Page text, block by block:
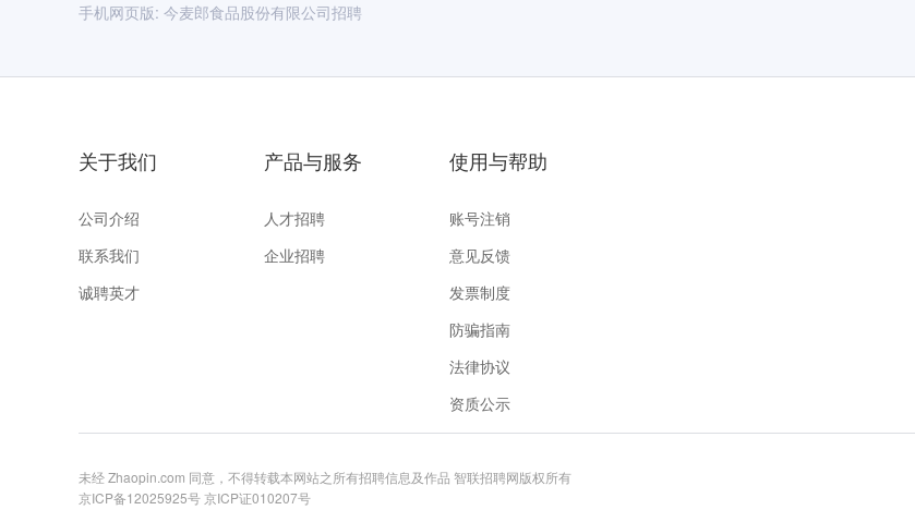
手机网页版: 今麦郎食品股份有限公司招聘
关于我们
公司介绍
联系我们
诚聘英才
产品与服务
人才招聘
企业招聘
使用与帮助
账号注销
意见反馈
发票制度
防骗指南
法律协议
资质公示
未经 Zhaopin.com 同意，不得转载本网站之所有招聘信息及作品 智联招聘网版权所有
京ICP备12025925号京ICP证010207号